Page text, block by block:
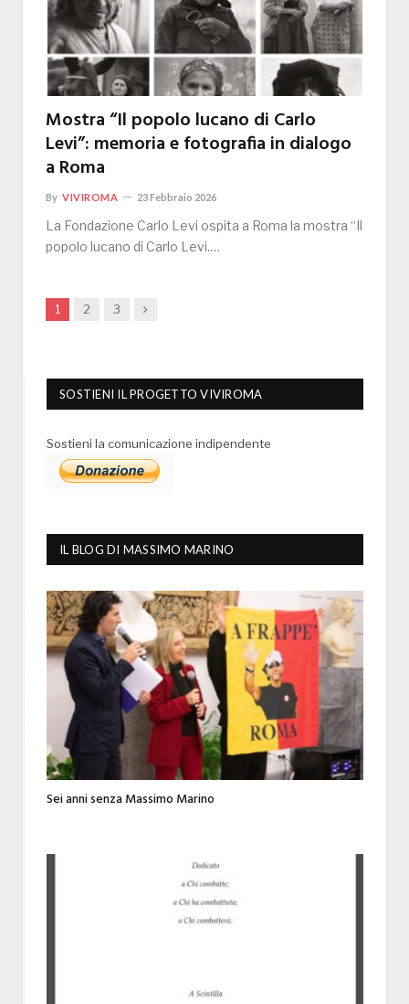
Mostra “Il popolo lucano di Carlo
Levi”: memoria e fotografia in dialogo
a Roma
By VIVIROMA 23 Febbraio 2026
La Fondazione Carlo Levi ospita a Roma la mostra “Il
popolo lucano di Carlo Levi.…
1 2 3 Next
SOSTIENI IL PROGETTO VIVIROMA
Sostieni la comunicazione indipendente
IL BLOG DI MASSIMO MARINO
Sei anni senza Massimo Marino